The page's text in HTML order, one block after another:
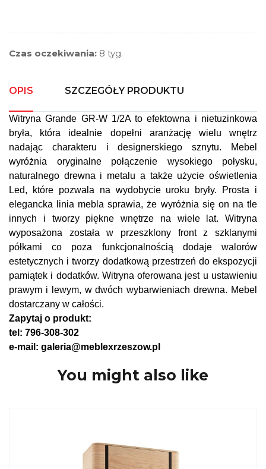
Czas oczekiwania: 8 tyg.
OPIS SZCZEGÓŁY PRODUKTU
Witryna Grande GR-W 1/2A to efektowna i nietuzinkowa
bryła, która idealnie dopełni aranżację wielu wnętrz
nadając charakteru i designerskiego sznytu. Mebel
wyróżnia oryginalne połączenie wysokiego połysku,
naturalnego drewna i metalu a także użycie oświetlenia
Led, które pozwala na wydobycie uroku bryły. Prosta i
elegancka linia mebla sprawia, że wyróżnia się on na tle
innych i tworzy piękne wnętrze na wiele lat. Witryna
wyposażona została w przeszklony front z szklanymi
półkami co poza funkcjonalnością dodaje walorów
estetycznych i tworzy dodatkową przestrzeń do ekspozycji
pamiątek i dodatków. Witryna oferowana jest u ustawieniu
prawym i lewym, w dwóch wybarwieniach drewna. Mebel
dostarczany w całości.
Zapytaj o produkt:
tel: 796-308-302
e-mail: galeria@meblexrzeszow.pl
You might also like